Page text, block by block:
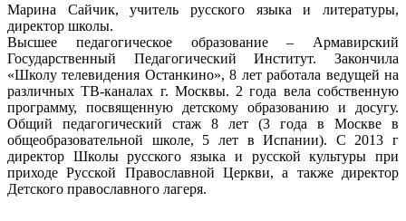
Марина Сайчик, учитель русского языка и литературы,
директор школы.
Высшее педагогическое образование – Армавирский
Государственный Педагогический Институт. Закончила
«Школу телевидения Останкино», 8 лет работала ведущей на
различных ТВ-каналах г. Москвы. 2 года вела собственную
программу, посвященную детскому образованию и досугу.
Общий педагогический стаж 8 лет (3 года в Москве в
общеобразовательной школе, 5 лет в Испании). С 2013 г
директор Школы русского языка и русской культуры при
приходе Русской Православной Церкви, а также директор
Детского православного лагеря.